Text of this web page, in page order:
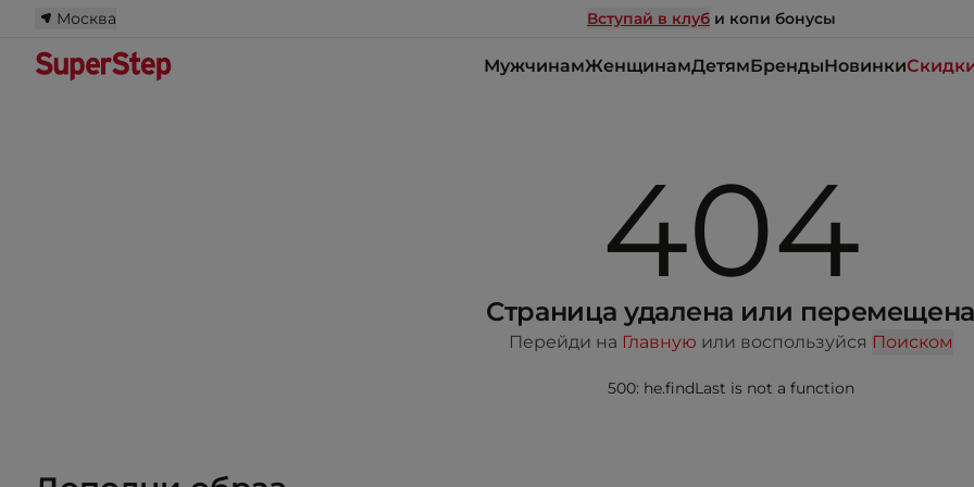
Москва Вступай в клуб и копи бонусы
МужчинамЖенщинамДетямБрендыНовинки
404
Страница удалена или перемещена
Перейди на Главную или воспользуйся Поиском
500: he.findLast is not a function